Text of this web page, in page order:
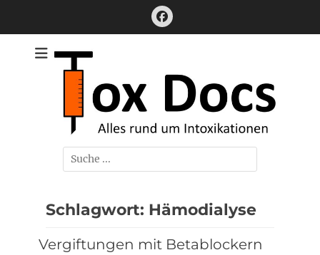
Facebook
Alles rund um Intoxikationen
Suchen
nach:
Schlagwort: Hämodialyse
Vergiftungen mit Betablockern